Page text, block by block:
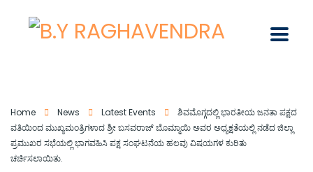
Home News Latest Events
ಶಿವಮೊಗ್ಗದಲ್ಲಿ ಭಾರತೀಯ ಜನತಾ ಪಕ್ಷದ
ವತಿಯಿಂದ ಮುಖ್ಯಮಂತ್ರಿಗಳಾದ ಶ್ರೀ ಬಸವರಾಜ್ ಬೊಮ್ಮಾಯಿ ಅವರ ಅಧ್ಯಕ್ಷತೆಯಲ್ಲಿ ನಡೆದ ಜಿಲ್ಲಾ
ಪ್ರಮುಖರ ಸಭೆಯಲ್ಲಿ ಭಾಗವಹಿಸಿ ಪಕ್ಷ ಸಂಘಟನೆಯ ಹಲವು ವಿಷಯಗಳ ಕುರಿತು
ಚರ್ಚಿಸಲಾಯಿತು.